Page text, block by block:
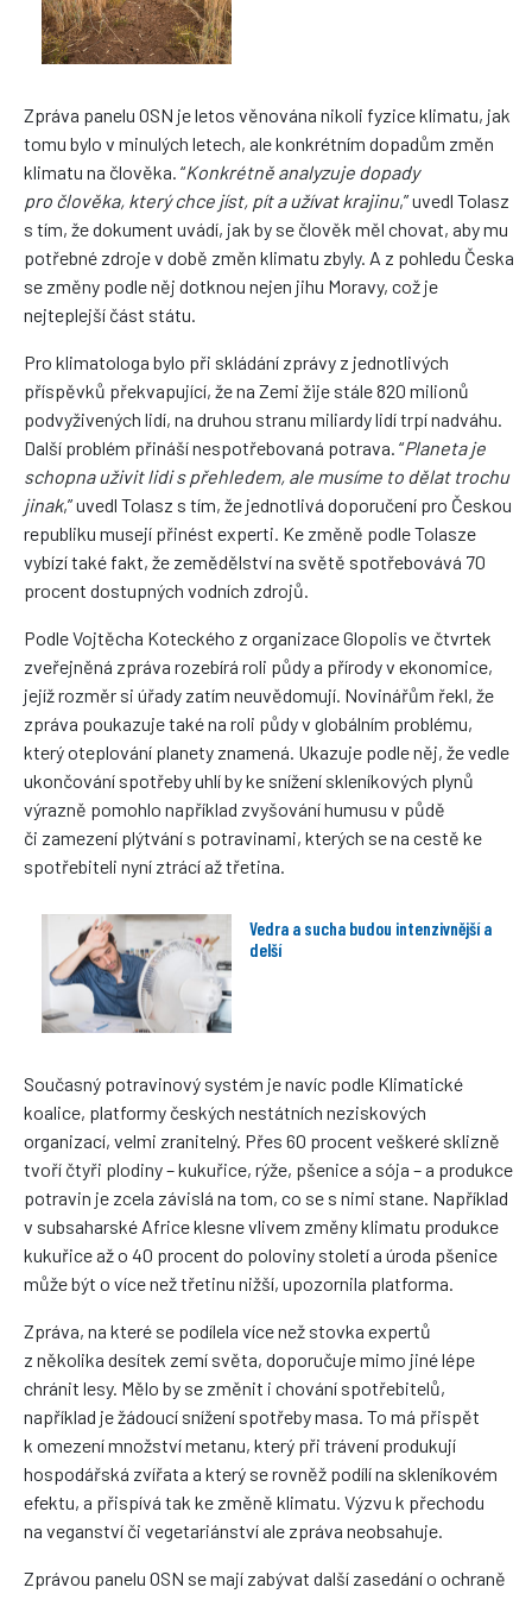
Zpráva panelu OSN je letos věnována nikoli fyzice klimatu, jak
tomu bylo v minulých letech, ale konkrétním dopadům změn
klimatu na člověka. “Konkrétně analyzuje dopady
pro člověka, který chce jíst, pít a užívat krajinu,” uvedl Tolasz
s tím, že dokument uvádí, jak by se člověk měl chovat, aby mu
potřebné zdroje v době změn klimatu zbyly. A z pohledu Česka
se změny podle něj dotknou nejen jihu Moravy, což je
nejteplejší část státu.
Pro klimatologa bylo při skládání zprávy z jednotlivých
příspěvků překvapující, že na Zemi žije stále 820 milionů
podvyživených lidí, na druhou stranu miliardy lidí trpí nadváhu.
Další problém přináší nespotřebovaná potrava. “Planeta je
schopna uživit lidi s přehledem, ale musíme to dělat trochu
jinak,” uvedl Tolasz s tím, že jednotlivá doporučení pro Českou
republiku musejí přinést experti. Ke změně podle Tolasze
vybízí také fakt, že zemědělství na světě spotřebovává 70
procent dostupných vodních zdrojů.
Podle Vojtěcha Koteckého z organizace Glopolis ve čtvrtek
zveřejněná zpráva rozebírá roli půdy a přírody v ekonomice,
jejíž rozměr si úřady zatím neuvědomují. Novinářům řekl, že
zpráva poukazuje také na roli půdy v globálním problému,
který oteplování planety znamená. Ukazuje podle něj, že vedle
ukončování spotřeby uhlí by ke snížení skleníkových plynů
výrazně pomohlo například zvyšování humusu v půdě
či zamezení plýtvání s potravinami, kterých se na cestě ke
spotřebiteli nyní ztrácí až třetina.
Vedra a sucha budou intenzivnější a
delší
Současný potravinový systém je navíc podle Klimatické
koalice, platformy českých nestátních neziskových
organizací, velmi zranitelný. Přes 60 procent veškeré sklizně
tvoří čtyři plodiny – kukuřice, rýže, pšenice a sója – a produkce
potravin je zcela závislá na tom, co se s nimi stane. Například
v subsaharské Africe klesne vlivem změny klimatu produkce
kukuřice až o 40 procent do poloviny století a úroda pšenice
může být o více než třetinu nižší, upozornila platforma.
Zpráva, na které se podílela více než stovka expertů
z několika desítek zemí světa, doporučuje mimo jiné lépe
chránit lesy. Mělo by se změnit i chování spotřebitelů,
například je žádoucí snížení spotřeby masa. To má přispět
k omezení množství metanu, který při trávení produkují
hospodářská zvířata a který se rovněž podílí na skleníkovém
efektu, a přispívá tak ke změně klimatu. Výzvu k přechodu
na veganství či vegetariánství ale zpráva neobsahuje.
Zprávou panelu OSN se mají zabývat další zasedání o ochraně